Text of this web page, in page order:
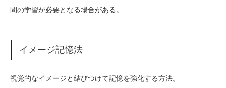
間の学習が必要となる場合がある。
イメージ記憶法
視覚的なイメージと結びつけて記憶を強化する方法。